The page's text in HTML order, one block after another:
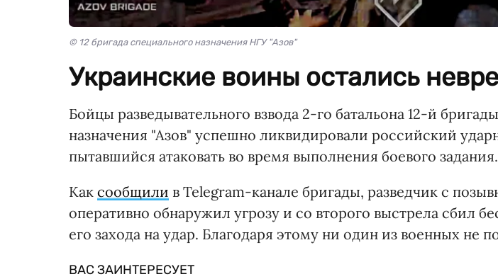
© 12 бригада специального назначения НГУ "Азов"
Украинские воины остались
Бойцы разведывательного взвода 2-го батальона 12-й
назначения "Азов" успешно ликвидировали российский
пытавшийся атаковать во время выполнения боевого задания.
Как сообщили в Telegram-канале бригады, разведчик с
оперативно обнаружил угрозу и со второго выстрела сбил
его захода на удар. Благодаря этому ни один из военных не
ВАС ЗАИНТЕРЕСУЕТ